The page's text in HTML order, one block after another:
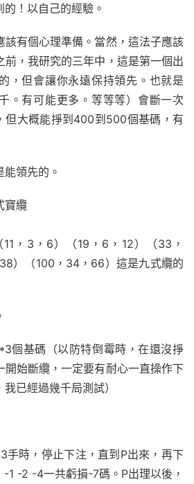
！以自己的經驗。
該有個心理準備。當然，這法子應該
前，我研究的三年中，這是第一個出
，但會讓你永遠保持領先。也就是
。有可能更多。等等等）會斷一次
但大概能掙到400到500個基碼，有
領先的。
寶纜
，3，6）（19，6，12）（33，
）（100，34，66）這是九式纜的
個基碼（以防特倒霉時，在還沒掙
開始斷纜，一定要有耐心一直操作下
已經過幾千局測試）
手時，停止下注，直到P出來，再下
-1 -2 -4一共虧損-7碼。P出理以後，